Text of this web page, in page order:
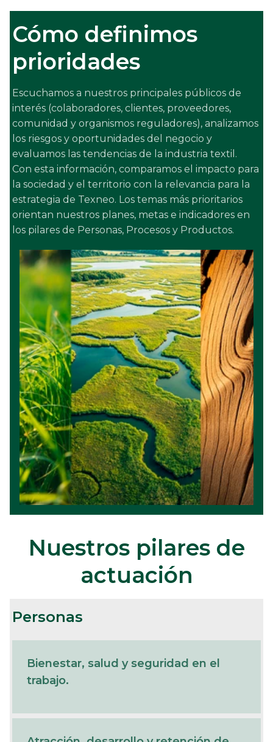
Cómo definimos
prioridades
Escuchamos a nuestros principales públicos de
interés (colaboradores, clientes, proveedores,
comunidad y organismos reguladores), analizamos
los riesgos y oportunidades del negocio y
evaluamos las tendencias de la industria textil.
Con esta información, comparamos el impacto para
la sociedad y el territorio con la relevancia para la
estrategia de Texneo. Los temas más prioritarios
orientan nuestros planes, metas e indicadores en
los pilares de Personas, Procesos y Productos.
Nuestros pilares de
actuación
Personas
Bienestar, salud y seguridad en el
trabajo.